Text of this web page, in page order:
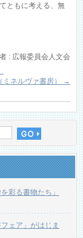
ともに考える、無
: 広報委員会人文会
ネルヴァ書房）
→
彩る書物たち」
ェア」がはじま